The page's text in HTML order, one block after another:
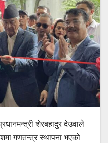
शेरबहादुर देउवाले
गणतन्त्र स्थापना भएको